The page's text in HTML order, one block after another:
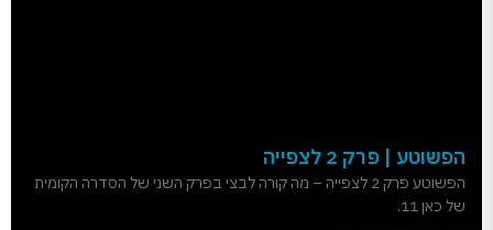
הפשוטע | פרק 2 לצפייה
הפשוטע פרק 2 לצפייה – מה קורה לבצי בפרק השני של הסדרה הקומית
של כאן 11.